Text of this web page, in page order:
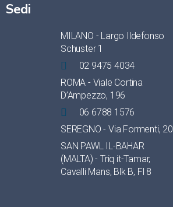
Sedi
MILANO - Largo Ildefonso
Schuster 1
02 9475 4034
ROMA - Viale Cortina
D’Ampezzo, 196
06 6788 1576
SEREGNO - Via Formenti, 20
SAN PAWL IL-BAHAR
(MALTA) - Triq it-Tamar,
Cavalli Mans, Blk B, Fl 8